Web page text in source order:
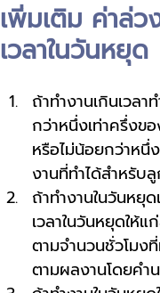
เพิ่มเติม ค่าล่ว
เวลาในวันหยุด
ถ้าทำงานเกินเวล
กว่าหนึ่งเท่าครึ่งข
หรือไม่น้อยกว่าหนึ่
งานที่ทำได้สำหรับ
ถ้าทำงานในวันหยุ
เวลาในวันหยุดให้
ตามจำนวนชั่วโมง
ตามผลงานโดยค